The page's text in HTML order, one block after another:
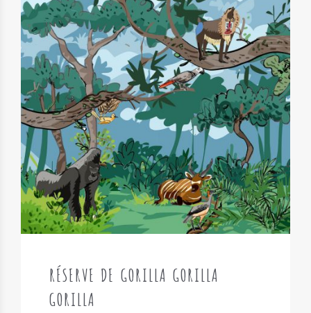
RÉSERVE DE GORILLA GORILLA
GORILLA